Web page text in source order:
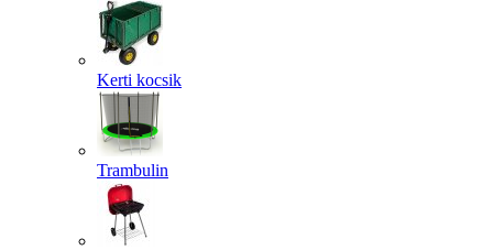
Kerti kocsik
Trambulin